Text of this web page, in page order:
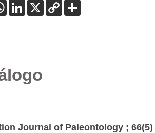
WhatsApp
LinkedIn
X Copy
Link
Journal of Paleontology ; 66(5)